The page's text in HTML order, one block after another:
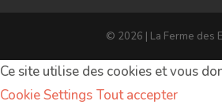
© 2026 | La Ferme des
Ce site utilise des cookies et vous
Cookie Settings Tout accepter